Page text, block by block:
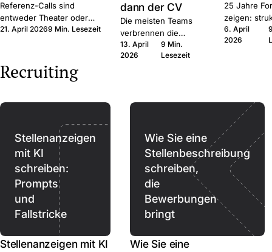
Referenz-Calls sind
entweder Theater oder
Signal. Hier ist das Frage-
und wann Sie den Call
ganz auslassen.
21. April 20269 Min. Lesezeit
dann der CV
Die meisten Teams
verbrennen die
falsche
Aufmerksamkeit auf
Zeit im qualifizierten
13. April
2026
9 Min.
Lesezeit
25 Jahre
zeigen:
schlägt
deutlich.
6. April
2026
Recruiting
Stellenanzeigen
mit KI
schreiben:
Prompts
und
Fallstricke
Stellenanzeigen mit KI
Wie Sie eine
Stellenbeschreibung
schreiben,
die
Bewerbungen
bringt
Wie Sie eine